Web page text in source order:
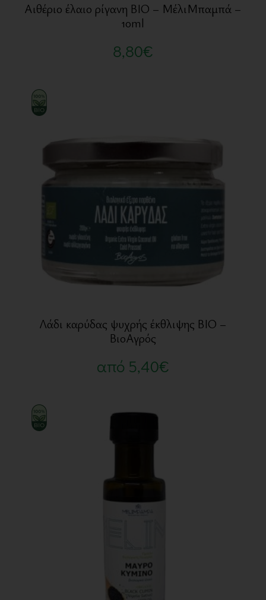
Αιθέριο έλαιο ρίγανη BIO – ΜέλιΜπαμπά –
10ml
8,80€
Λάδι καρύδας ψυχρής έκθλιψης BIO –
ΒιοΑγρός
από 5,40€